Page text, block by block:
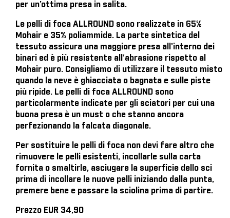
per un’ottima presa in salita.
Le pelli di foca ALLROUND sono realizzate in 65%
Mohair e 35% poliammide. La parte sintetica del
tessuto assicura una maggiore presa all'interno dei
binari ed è più resistente all'abrasione rispetto al
Mohair puro. Consigliamo di utilizzare il tessuto misto
quando la neve è ghiacciata o bagnata e sulle piste
più ripide. Le pelli di foca ALLROUND sono
particolarmente indicate per gli sciatori per cui una
buona presa è un must o che stanno ancora
perfezionando la falcata diagonale.
Per sostituire le pelli di foca non devi fare altro che
rimuovere le pelli esistenti, incollarle sulla carta
fornita o smaltirle, asciugare la superficie dello sci
prima di incollare le nuove pelli iniziando dalla punta,
premere bene e passare la sciolina prima di partire.
Prezzo EUR 34,90